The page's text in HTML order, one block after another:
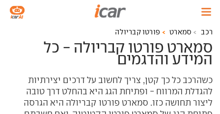
רכב סמארט פורטו קבריולה
סמארט פורטו קבריולה - כל
המידע והדגמים
כשהרכב כל כך קטן, צריך לחשוב על דרכים יצירתיות
להגדלת המרווח - ופתיחת הגג היא בהחלט דרך טובה
ליצור תחושה כזו. סמארט פורטו קבריולה היא הגרסה